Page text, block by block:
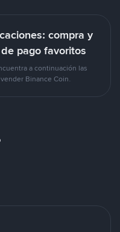
compra y
pago favoritos
a continuación las
Binance Coin.